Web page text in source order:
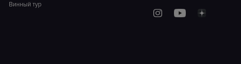
Винный тур